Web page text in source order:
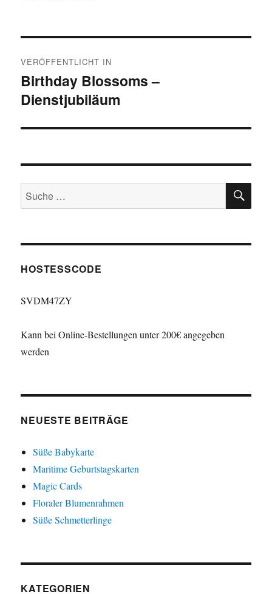
VERÖFFENTLICHT IN
Birthday Blossoms –
Dienstjubiläum
Suche
nach:
HOSTESSCODE
SVDM47ZY
Kann bei Online-Bestellungen unter 200€ angegeben
werden
NEUESTE BEITRÄGE
Süße Babykarte
Maritime Geburtstagskarten
Magic Cards
Floraler Blumenrahmen
Süße Schmetterlinge
KATEGORIEN